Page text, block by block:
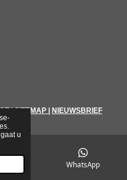
u
|SITEMAP NIEUWSBRIEF
WhatsApp